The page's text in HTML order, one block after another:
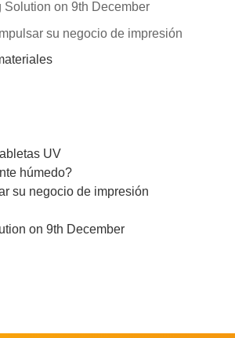
on 9th December
su negocio de impresión
UV
húmedo?
su negocio de impresión
on 9th December